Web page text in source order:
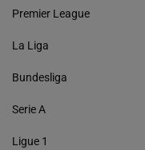
Premier League
La Liga
Bundesliga
Serie A
Ligue 1